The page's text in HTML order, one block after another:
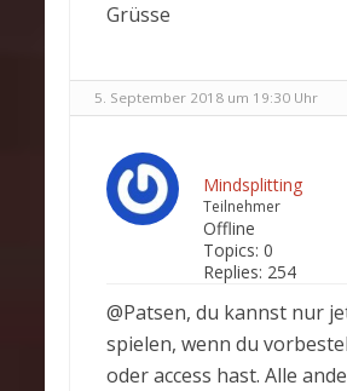
Grüsse
5. September 2018 um 19:30 Uhr
Mindsplitting
Teilnehmer
Offline
Topics: 0
Replies: 254
@Patsen, du kannst nur
spielen, wenn du
oder access hast. Alle